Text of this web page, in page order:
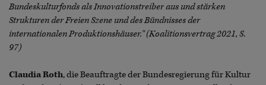
Bundeskulturfonds als Innovationstreiber aus und stärken
Strukturen der Freien Szene und des Bündnisses der
internationalen Produktionshäuser." (Koalitionsvertrag 2021, S.
97)
Claudia Roth, die Beauftragte der Bundesregierung für Kultur